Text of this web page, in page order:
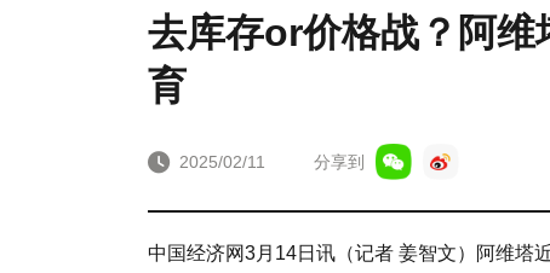
去库存or价格战？阿
育
2025/02/11 分享到
中国经济网3月14日讯（记者 姜智文）阿维塔